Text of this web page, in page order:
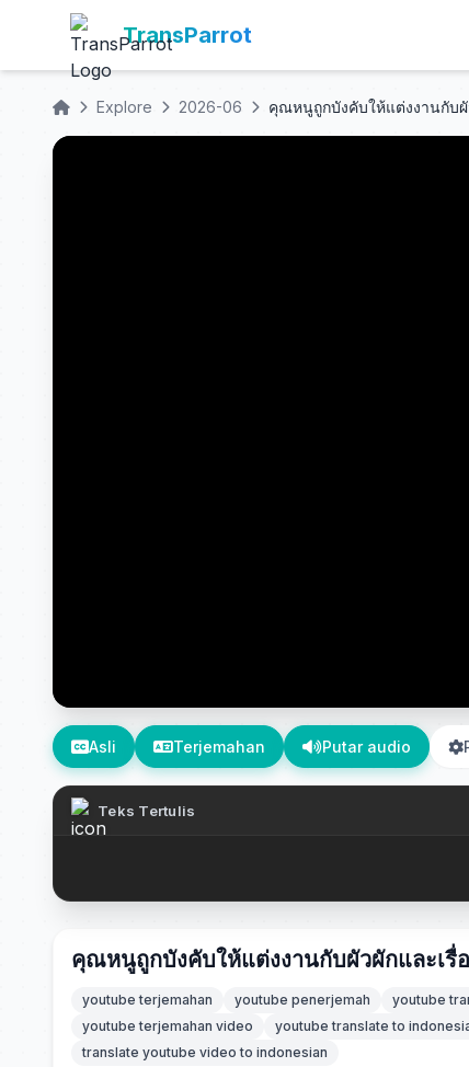
TransParrot
Explore 2026-06
Asli Terjemahan Putar audio
Teks Tertulis
คุณหนูถูกบังคับให้แต่งงานกับผัวผักและเรื่
youtube terjemahan youtube penerjemah youtube
youtube terjemahan video
youtube translate to
translate youtube video to indonesian